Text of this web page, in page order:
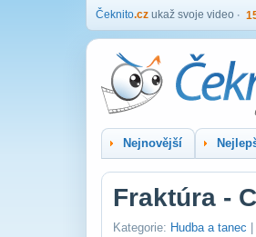
Čeknito.cz ukaž svoje video
Nejnovější
Fraktúra -
Kategorie: Hudba a tanec